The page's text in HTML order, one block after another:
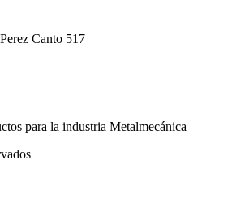
Canto 517
para la industria Metalmecánica